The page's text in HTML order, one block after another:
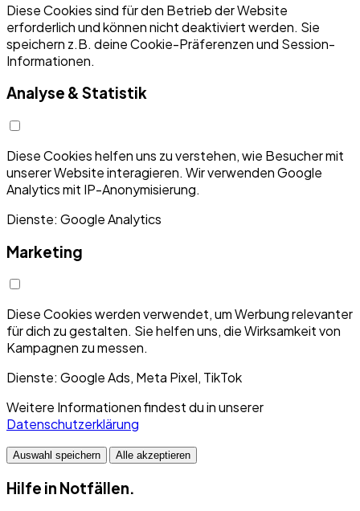
Diese Cookies sind für den Betrieb der Website
erforderlich und können nicht deaktiviert werden. Sie
speichern z.B. deine Cookie-Präferenzen und Session-
Informationen.
Analyse & Statistik
Diese Cookies helfen uns zu verstehen, wie Besucher mit
unserer Website interagieren. Wir verwenden Google
Analytics mit IP-Anonymisierung.
Dienste: Google Analytics
Marketing
Diese Cookies werden verwendet, um Werbung relevanter
für dich zu gestalten. Sie helfen uns, die Wirksamkeit von
Kampagnen zu messen.
Dienste: Google Ads, Meta Pixel, TikTok
Weitere Informationen findest du in unserer
Datenschutzerklärung
Auswahl speichern Alle akzeptieren
Hilfe in Notfällen.